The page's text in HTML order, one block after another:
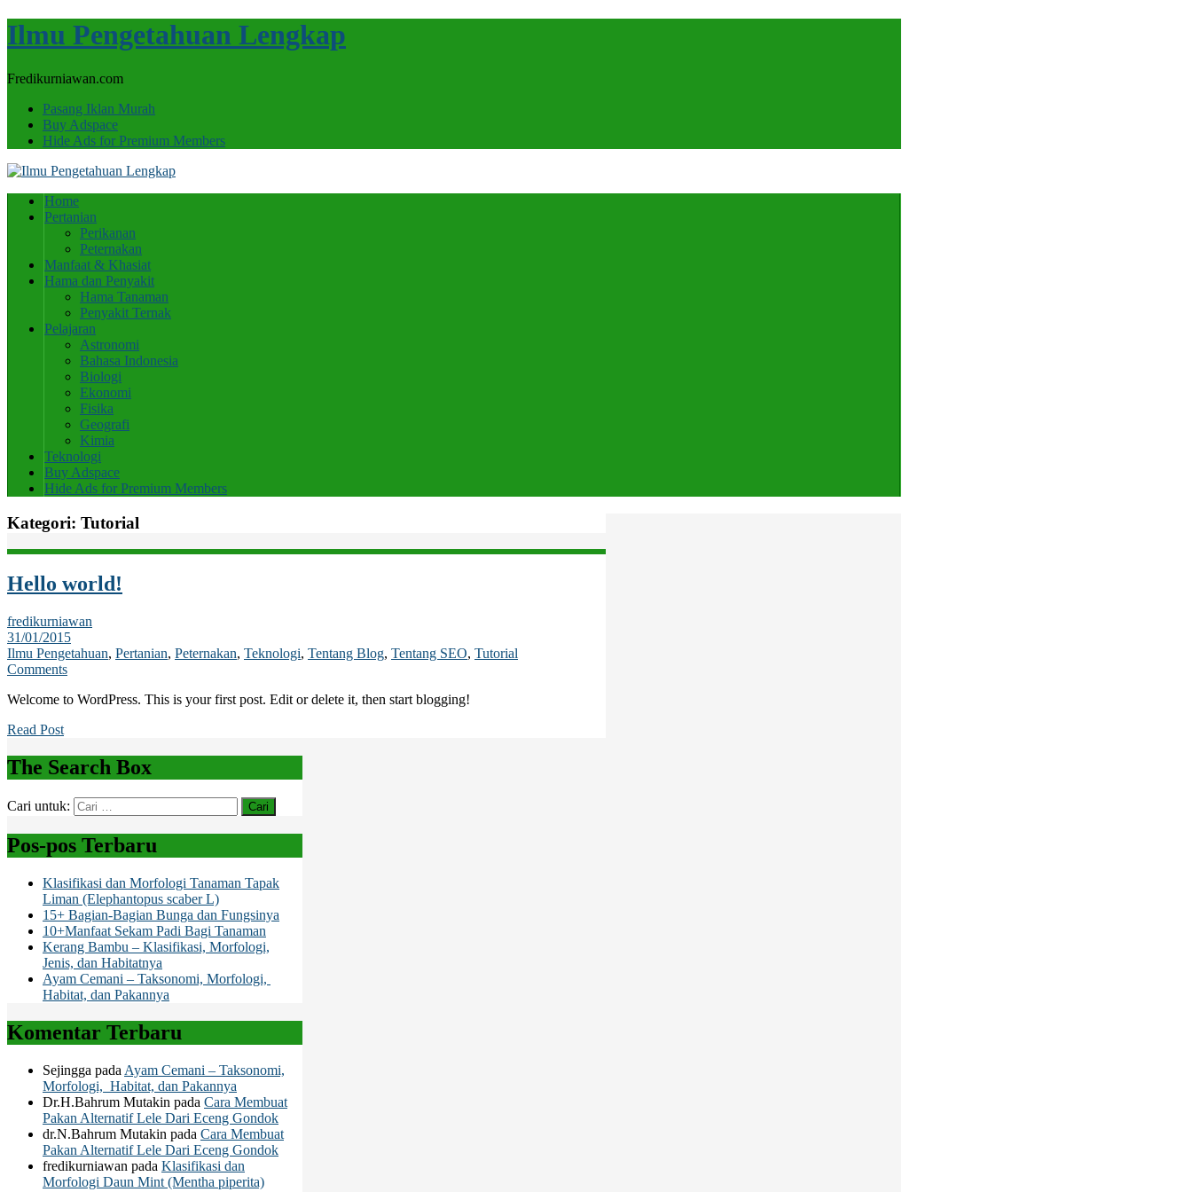
Ilmu Pengetahuan Lengkap
Fredikurniawan.com
Pasang Iklan Murah
Buy Adspace
Hide Ads for Premium Members
Home
Pertanian
Perikanan
Peternakan
Manfaat & Khasiat
Hama dan Penyakit
Hama Tanaman
Penyakit Ternak
Pelajaran
Astronomi
Bahasa Indonesia
Biologi
Ekonomi
Fisika
Geografi
Kimia
Teknologi
Buy Adspace
Hide Ads for Premium Members
Kategori: Tutorial
Hello world!
fredikurniawan
31/01/2015
Ilmu Pengetahuan, Pertanian, Peternakan, Teknologi, Tentang Blog, Tentang SEO, Tutorial
Comments
Welcome to WordPress. This is your first post. Edit or delete it, then start blogging!
Read Post
The Search Box
Cari untuk:
Pos-pos Terbaru
Klasifikasi dan Morfologi Tanaman Tapak
Liman (Elephantopus scaber L)
15+ Bagian-Bagian Bunga dan Fungsinya
10+Manfaat Sekam Padi Bagi Tanaman
Kerang Bambu – Klasifikasi, Morfologi,
Jenis, dan Habitatnya
Ayam Cemani – Taksonomi, Morfologi,
Habitat, dan Pakannya
Komentar Terbaru
Sejingga pada Ayam Cemani – Taksonomi,
Morfologi, Habitat, dan Pakannya
Dr.H.Bahrum Mutakin pada Cara Membuat
Pakan Alternatif Lele Dari Eceng Gondok
dr.N.Bahrum Mutakin pada Cara Membuat
Pakan Alternatif Lele Dari Eceng Gondok
fredikurniawan pada Klasifikasi dan
Morfologi Daun Mint (Mentha piperita)